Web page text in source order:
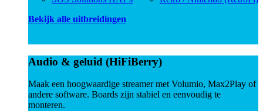
Bekijk alle uitbreidingen
Audio & geluid (HiFiBerry)
Maak een hoogwaardige streamer met Volumio, Max2Play of
andere software. Boards zijn stabiel en eenvoudig te
monteren.